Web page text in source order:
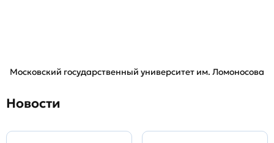
Московский государственный университет им. Ломоносова
Новости